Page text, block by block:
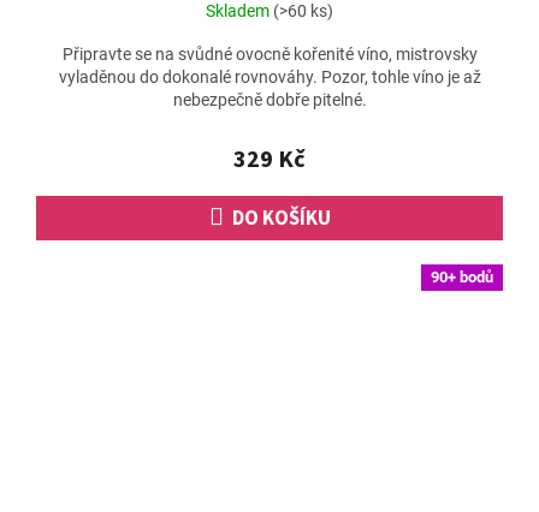
Skladem (>60 ks)
329 Kč
DO KOŠÍKU
Připravte se na svůdné ovocně kořenité víno, mistrovsky
vyladěnou do dokonalé rovnováhy. Pozor, tohle víno je až
nebezpečně dobře pitelné.
90+ bodů